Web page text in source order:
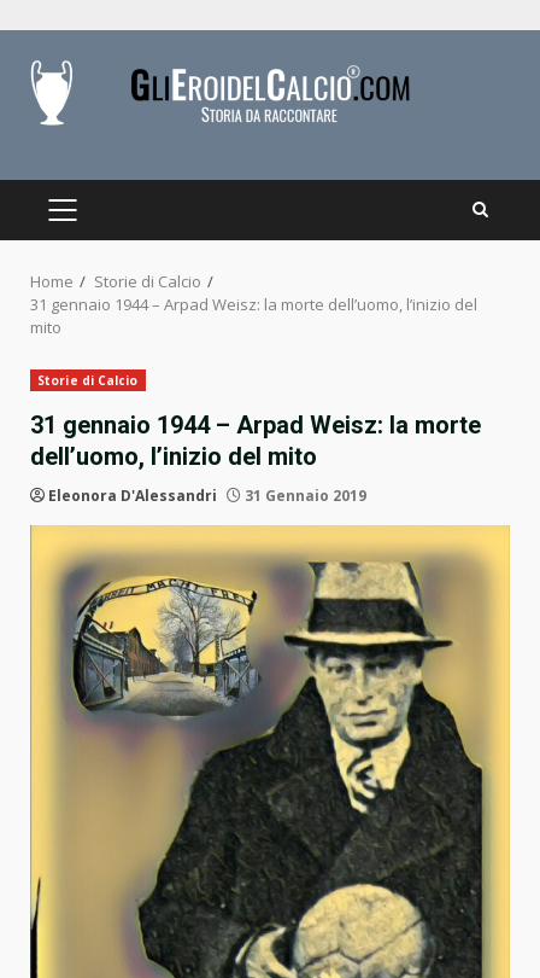
content
PRIMARY
Home
Storie di Calcio
31 gennaio 1944 – Arpad Weisz: la morte dell’uomo, l’inizio del
mito
Storie di Calcio
31 gennaio 1944 – Arpad Weisz: la morte
dell’uomo, l’inizio del mito
Eleonora D'Alessandri 31 Gennaio 2019